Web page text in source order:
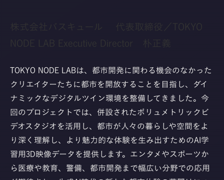
株式会社バスキュール 代表取締役／TOKYO
NODE LAB Executive Director 朴正義
TOKYO NODE LABは、都市開発に関わる機会のなかった
クリエイターたちに都市を開放することを目指し、ダイ
ナミックなデジタルツイン環境を整備してきました。今
回のプロジェクトでは、併設されたボリュメトリックビ
デオスタジオを活用し、都市が人々の暮らしや空間をよ
り深く理解し、より魅力的な体験を生み出すためのAI学
習用3D映像データを提供します。エンタメやスポーツか
ら医療や教育、警備、都市開発まで幅広い分野での応用